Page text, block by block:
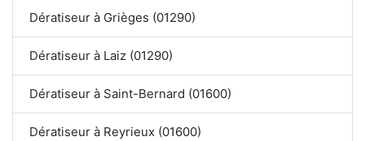
Dératiseur à Grièges (01290)
Dératiseur à Laiz (01290)
Dératiseur à Saint-Bernard (01600)
Dératiseur à Reyrieux (01600)